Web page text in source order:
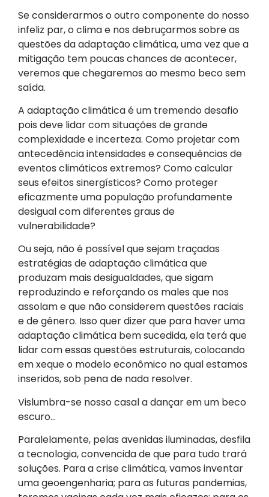
Se considerarmos o outro componente do nosso
infeliz par, o clima e nos debruçarmos sobre as
questões da adaptação climática, uma vez que a
mitigação tem poucas chances de acontecer,
veremos que chegaremos ao mesmo beco sem
saída.
A adaptação climática é um tremendo desafio
pois deve lidar com situações de grande
complexidade e incerteza. Como projetar com
antecedência intensidades e consequências de
eventos climáticos extremos? Como calcular
seus efeitos sinergísticos? Como proteger
eficazmente uma população profundamente
desigual com diferentes graus de
vulnerabilidade?
Ou seja, não é possível que sejam traçadas
estratégias de adaptação climática que
produzam mais desigualdades, que sigam
reproduzindo e reforçando os males que nos
assolam e que não considerem questões raciais
e de gênero. Isso quer dizer que para haver uma
adaptação climática bem sucedida, ela terá que
lidar com essas questões estruturais, colocando
em xeque o modelo econômico no qual estamos
inseridos, sob pena de nada resolver.
Vislumbra-se nosso casal a dançar em um beco
escuro…
Paralelamente, pelas avenidas iluminadas, desfila
a tecnologia, convencida de que para tudo trará
soluções. Para a crise climática, vamos inventar
uma geoengenharia; para as futuras pandemias,